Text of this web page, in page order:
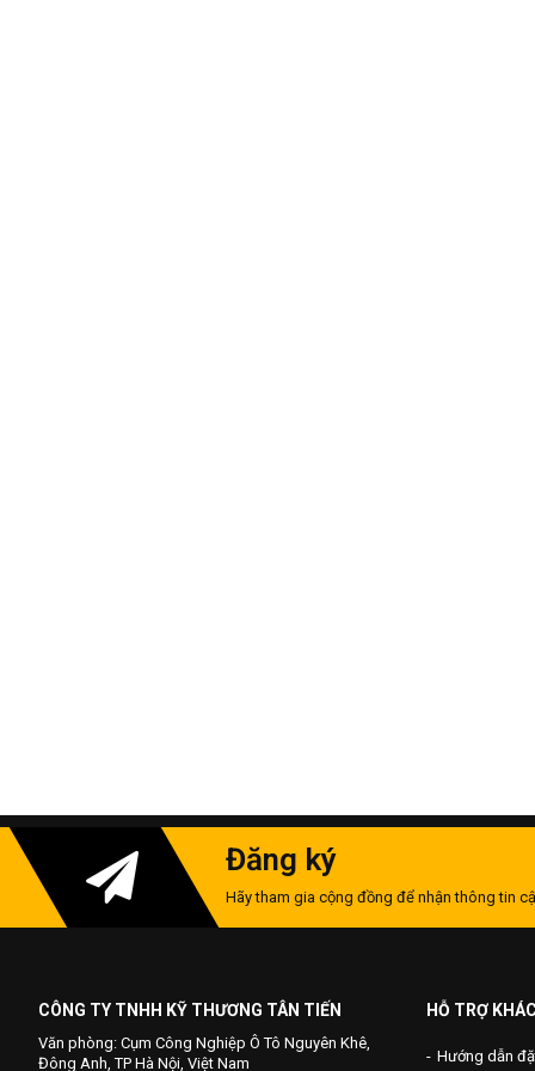
Đăng ký
Hãy tham gia cộng đồng để nhận thông tin
CÔNG TY TNHH KỸ THƯƠNG TÂN TIẾN
Văn phòng: Cụm Công Nghiệp Ô Tô Nguyên Khê,
Đông Anh, TP Hà Nội, Việt Nam
HỖ TRỢ
Hướng dẫn